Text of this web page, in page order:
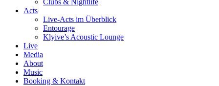
Clubs & Nightlife
Acts
Live-Acts im Überblick
Entourage
Klyive’s Acoustic Lounge
Live
Media
About
Music
Booking & Kontakt